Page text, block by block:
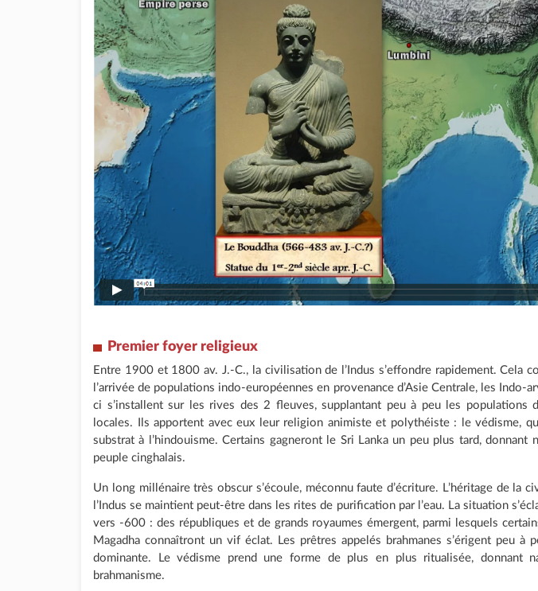
Premier foyer religieux
Entre 1900 et 1800 av. J.-C., la civilisation de l’Indus s’effondre rapidement. Cela
l’arrivée de populations indo-européennes en provenance d’Asie Centrale, les Indo-
ci s’installent sur les rives des 2 fleuves, supplantant peu à peu les populations
locales. Ils apportent avec eux leur religion animiste et polythéiste : le védisme,
substrat à l’hindouisme. Certains gagneront le Sri Lanka un peu plus tard, donnant
peuple cinghalais.
Un long millénaire très obscur s’écoule, méconnu faute d’écriture. L’héritage de la
l’Indus se maintient peut-être dans les rites de purification par l’eau. La situation
vers -600 : des républiques et de grands royaumes émergent, parmi lesquels
Magadha connaîtront un vif éclat. Les prêtres appelés brahmanes s’érigent peu à
dominante. Le védisme prend une forme de plus en plus ritualisée, donnant
brahmanisme.